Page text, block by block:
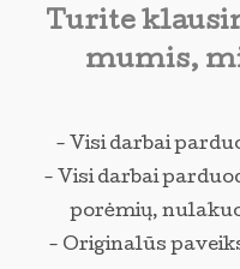
Turite
mumis,
- Visi darbai
- Visi darbai
porėmių,
- Originalūs